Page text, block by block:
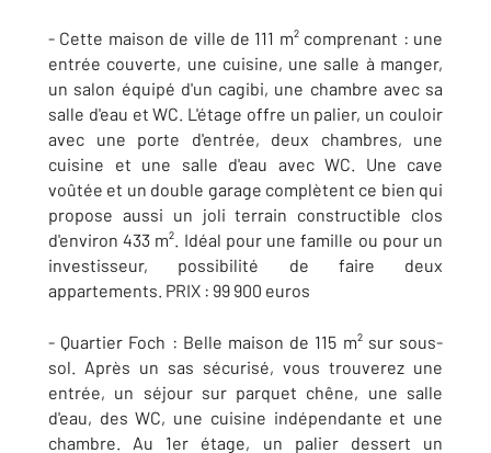
- Cette maison de ville de 111 m² comprenant : une
entrée couverte, une cuisine, une salle à manger,
un salon équipé d'un cagibi, une chambre avec sa
salle d'eau et WC. L'étage offre un palier, un couloir
avec une porte d'entrée, deux chambres, une
cuisine et une salle d'eau avec WC. Une cave
voûtée et un double garage complètent ce bien qui
propose aussi un joli terrain constructible clos
d'environ 433 m². Idéal pour une famille ou pour un
investisseur, possibilité de faire deux
appartements. PRIX : 99 900 euros
- Quartier Foch : Belle maison de 115 m² sur sous-
sol. Après un sas sécurisé, vous trouverez une
entrée, un séjour sur parquet chêne, une salle
d'eau, des WC, une cuisine indépendante et une
chambre. Au 1er étage, un palier dessert un